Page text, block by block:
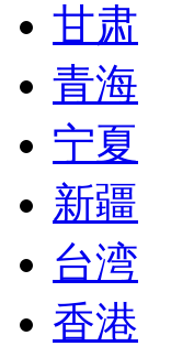
甘肃
青海
宁夏
新疆
台湾
香港